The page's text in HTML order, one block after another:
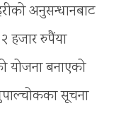
अनुसन्धानबाट
हजार रुपैंया
योजना बनाएको
सूचना